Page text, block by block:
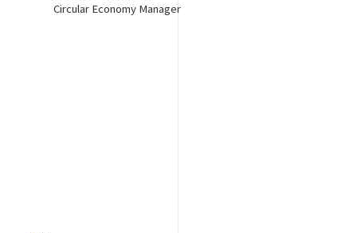
Circular Economy Manager